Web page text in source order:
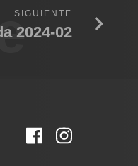
SIGUIENTE
2024-02
Facebook